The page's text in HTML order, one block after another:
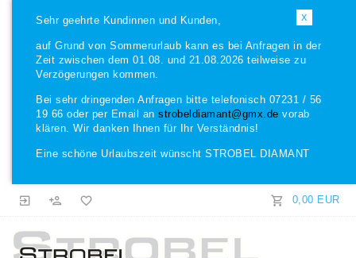
X
Sehr geehrte Kundinnen und Kunden,
auf Grund von Sommerurlaub kann es bei Anfragen in der
Zeit zwischen dem 01.08. und 21.08.2026 teilweise zu
Verzögerungen kommen.
Bei sehr dringenden Anfragen bitte telefonisch 07231 / 56
19 66 oder per Email an strobeldiamant@gmx.de vorab
klären. Wir danken Ihnen für Ihr Verständnis!
Eine schöne Urlaubszeit wünscht STROBEL DIAMANT
0,00 EUR